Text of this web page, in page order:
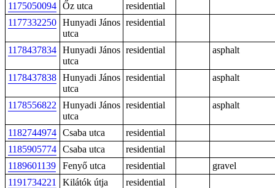
1175050094 Őz utca
residential
1177332250 Hunyadi János
utca
residential
1178437834 Hunyadi János
utca
residential asphalt
1178437838 Hunyadi János
utca
residential asphalt
1178556822
Hunyadi János
utca
residential asphalt
1182744974 Csaba utca
residential
1185905774 Csaba utca
residential
1189601139
Fenyő utca residential
gravel
1191734221
Kilátók útja
residential